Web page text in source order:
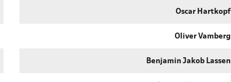
Oscar Hartkopf
Oliver Vamberg
Benjamin Jakob Lassen